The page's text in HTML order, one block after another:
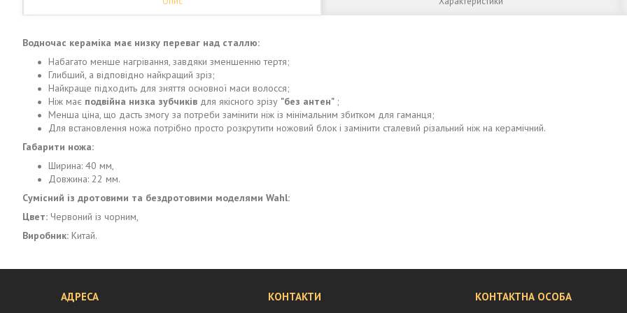
Водночас кераміка має низку переваг над сталлю:
Набагато менше нагрівання, завдяки зменшенню тертя;
Глибший, а відповідно найкращий зріз;
Найкраще підходить для зняття основної маси волосся;
Ніж має подвійна низка зубчиків для якісного зрізу "без антен" ;
Менша ціна, що дасть змогу за потреби замінити ніж із мінімальним збитком для гаманця;
Для встановлення ножа потрібно просто розкрутити ножовий блок і замінити сталевий різальний ніж на керамічний.
Габарити ножа:
Ширина: 40 мм,
Довжина: 22 мм.
Сумісний із дротовими та бездротовими моделями Wahl:
Цвет: Червоний із чорним,
Виробник: Китай.